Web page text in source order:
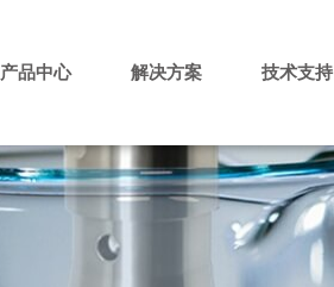
产品中心 解决方案 技术支持